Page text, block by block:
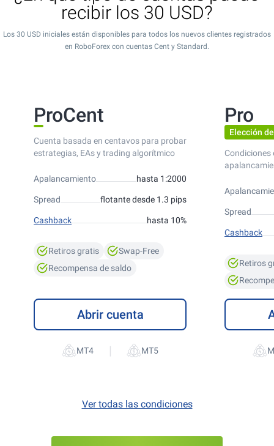
recibir los 30 USD?
Los 30 USD iniciales están disponibles para todos los nuevos clientes registrados
en RoboForex con cuentas Cent y Standard.
ProCent
Cuenta basada en centavos para probar
estrategias, EAs y trading algorítmico
Apalancamiento hasta 1:2000
Spread flotante desde 1.3 pips
Cashback hasta 10%
Retiros gratis
Swap-Free
Recompensa de saldo
Abrir cuenta
|
Pro
Elección
Condiciones
Spread
Cashback
Retiros
Ver todas las condiciones